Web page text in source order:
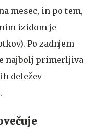
mesec, in po tem,
izidom je
Po zadnjem
najbolj primerljiva
deležev